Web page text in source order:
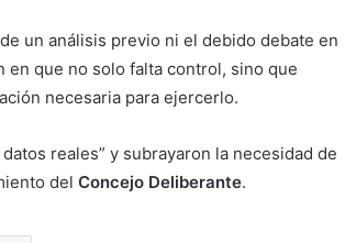
un análisis previo ni el debido debate en
que no solo falta control, sino que
necesaria para ejercerlo.
reales” y subrayaron la necesidad de
delConcejo Deliberante.